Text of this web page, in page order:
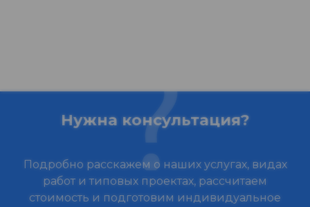
Нужна консультация?
Подробно расскажем о наших услугах, видах
работ и типовых проектах, рассчитаем
стоимость и подготовим индивидуальное